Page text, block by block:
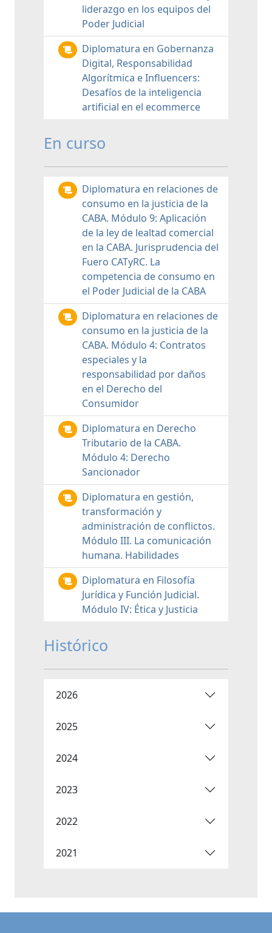
liderazgo en los equipos del
Poder Judicial
Diplomatura en Gobernanza
Digital, Responsabilidad
Algorítmica e Influencers:
Desafíos de la inteligencia
artificial en el ecommerce
En curso
Diplomatura en relaciones de
consumo en la justicia de la
CABA. Módulo 9: Aplicación
de la ley de lealtad comercial
en la CABA. Jurisprudencia del
Fuero CATyRC. La
competencia de consumo en
el Poder Judicial de la CABA
Diplomatura en relaciones de
consumo en la justicia de la
CABA. Módulo 4: Contratos
especiales y la
responsabilidad por daños
en el Derecho del
Consumidor
Diplomatura en Derecho
Tributario de la CABA.
Módulo 4: Derecho
Sancionador
Diplomatura en gestión,
transformación y
administración de conflictos.
Módulo III. La comunicación
humana. Habilidades
Diplomatura en Filosofía
Jurídica y Función Judicial.
Módulo IV: Ética y Justicia
Histórico
2026
2025
2024
2023
2022
2021